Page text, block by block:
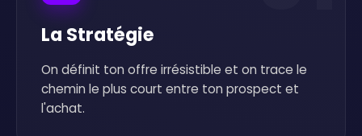
La Stratégie
On définit ton offre irrésistible et on trace le
chemin le plus court entre ton prospect et
l'achat.